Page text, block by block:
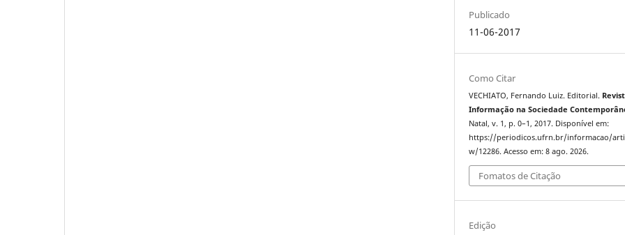
Publicado
11-06-2017
Como Citar
VECHIATO, Fernando Luiz. Editorial.
Informação na Sociedade
Natal, v. 1, p. 0–1, 2017. Disponível em:
https://periodicos.ufrn.br/informacao/
w/12286. Acesso em: 8 ago. 2026.
Fomatos de Citação
Edição